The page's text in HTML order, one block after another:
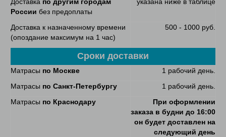
России без предоплаты
Доставка к назначенному времени
(опоздание максимум на 1 час)
500 - 1000 руб.
Сроки доставки
Матрасы по Москве
1 рабочий день.
Матрасы по Санкт-Петербургу
1 рабочий день.
Матрасы по Краснодару
При оформлении
заказа в будни до 16:00
он будет доставлен на
следующий день